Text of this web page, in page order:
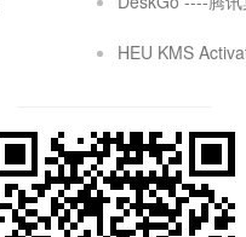
HEU KMS